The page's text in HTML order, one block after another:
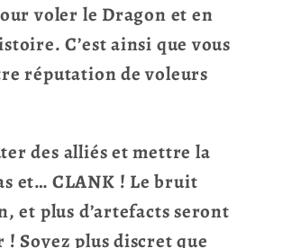
voler le Dragon et en
C’est ainsi que vous
réputation de voleurs
des alliés et mettre la
et… CLANK ! Le bruit
et plus d’artefacts seront
Soyez plus discret que